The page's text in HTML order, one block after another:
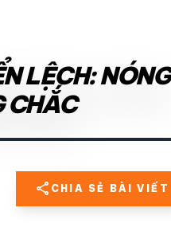
LỆCH: NÓNG
CHẮC
share CHIA SẺ BÀI VIẾT